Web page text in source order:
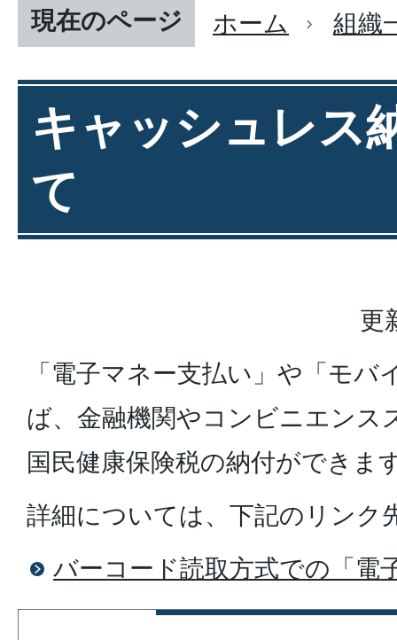
現在のページ
ホーム 組織
キャッシュレス
て
更
「電子マネー支払い」や「モ
ば、金融機関やコンビニエンス
国民健康保険税の納付ができま
詳細については、下記のリンク
バーコード読取方式での「電